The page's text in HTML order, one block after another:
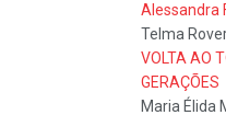
Alessandra
Telma
VOLTA AO
GERAÇÕES
Maria Élida